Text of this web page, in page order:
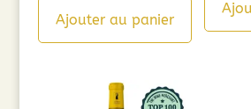
Ajouter au panier